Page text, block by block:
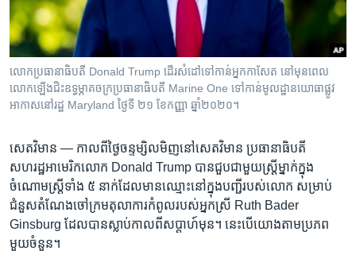
សម្ព័ន្ធ​
រំលង​
និង​
ទៅ​
កាន់​
Khmer English
បណ្តាញ​សង្គម
លោក​ប្រធានាធិបតី Donald Trump ដើរ​សំដៅ​ទៅ​កាន់​អ្នក​កាសែត នៅ​មុន​ពេល​
លោក​ឡើង​ជិះ​ឧទ្ធម្ភាគចក្រ​ប្រធានាធិបតី Marine One ទៅ​កាន់​មូលដ្ឋាន​យោធា​ផ្លូវ
អាកាស​នៅ​រដ្ឋ Maryland ថ្ងៃ​ទី ២១ ខែកញ្ញា ឆ្នាំ២០២០។
សេតវិមាន — កាល​ពី​ថ្ងៃ​ចន្ទ​ម្សិលមិញ​នៅ​សេតវិមាន ប្រធានាធិបតី​
សហរដ្ឋអាមេរិក​លោក Donald Trump បាន​ជួប​ជាមួយ​ស្ត្រី​ម្នាក់​ក្នុង​
ចំណោម​ស្ត្រី​ទាំង ៥ នាក់​ដែល​មាន​ឈ្មោះ​នៅ​ក្នុង​បញ្ជី​របស់​លោក សម្រាប់​
ជំនួស​តំណែង​ចៅក្រម​តុលាការ​កំពូល​របស់​អ្នកស្រី Ruth Bader
Ginsburg ដែល​បាន​ស្លាប់​កាល​ពី​សប្ដាហ៍​មុន។ នេះ​បើ​យោង​តាម​ប្រភព​
មួយ​ចំនួន។